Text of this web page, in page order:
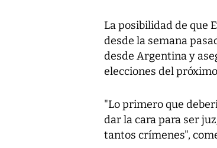
La posibilidad de que
desde la semana
desde Argentina y
elecciones del
"Lo primero que
dar la cara para ser
tantos crímenes",